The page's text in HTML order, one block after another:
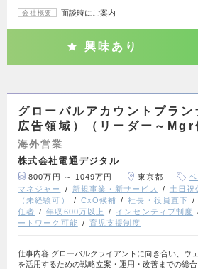
会社概要 面談時にご案内
興味あり
グローバルアカウントプラ
広告領域）（リーダー～Mgr
海外営業
株式会社電通デジタル
800万円 ～ 1049万円 東京都
マネジャー
新規事業・新サービス 土日祝
（未経験可）
CxO候補 社長・役員直下
任者
年収600万以上 インセンティブ制度
ートワーク可能
育児支援制度
仕事内容 グローバルクライアントに向き合い、ウ
を活用するための戦略立案・運用・改善までの総合